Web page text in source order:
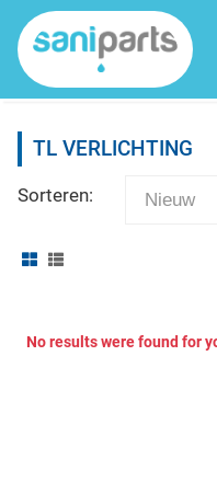
TL VERLICHTING
Sorteren: Nieuw
No results were found for